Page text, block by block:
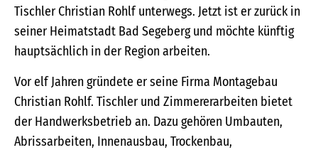
Tischler Christian Rohlf unterwegs. Jetzt ist er zurück in
seiner Heimatstadt Bad Segeberg und möchte künftig
hauptsächlich in der Region arbeiten.
Vor elf Jahren gründete er seine Firma Montagebau
Christian Rohlf. Tischler und Zimmererarbeiten bietet
der Handwerksbetrieb an. Dazu gehören Umbauten,
Abrissarbeiten, Innenausbau, Trockenbau,